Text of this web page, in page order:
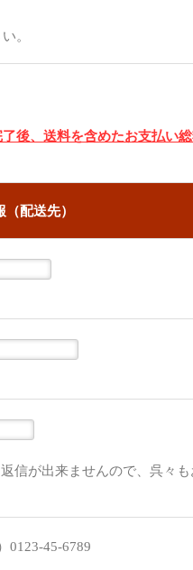
。
後、送料を含めたお支払い
配送先）
信が出来ませんので、呉々
0123-45-6789